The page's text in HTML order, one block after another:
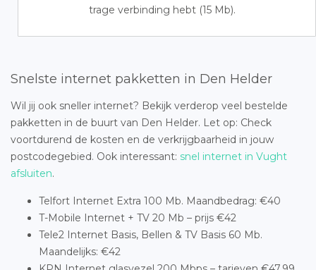
trage verbinding hebt (15 Mb).
Snelste internet pakketten in Den Helder
Wil jij ook sneller internet? Bekijk verderop veel bestelde
pakketten in de buurt van Den Helder. Let op: Check
voortdurend de kosten en de verkrijgbaarheid in jouw
postcodegebied. Ook interessant: snel internet in Vught
afsluiten.
Telfort Internet Extra 100 Mb. Maandbedrag: €40
T-Mobile Internet + TV 20 Mb – prijs €42
Tele2 Internet Basis, Bellen & TV Basis 60 Mb.
Maandelijks: €42